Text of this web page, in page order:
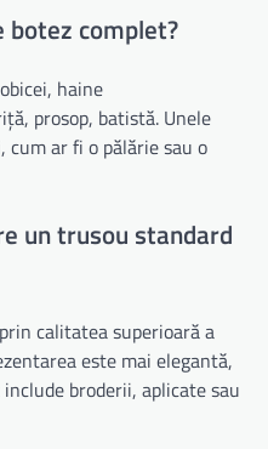
botez complet?
haine
prosop, batistă. Unele
ar fi o pălărie sau o
un trusou standard
calitatea superioară a
este mai elegantă,
broderii, aplicate sau